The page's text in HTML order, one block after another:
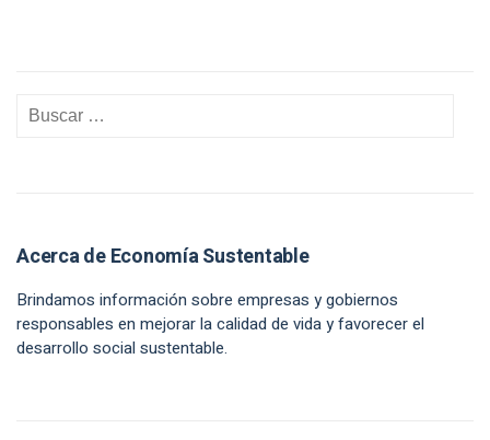
Acerca de Economía Sustentable
Brindamos información sobre empresas y gobiernos
responsables en mejorar la calidad de vida y favorecer el
desarrollo social sustentable.